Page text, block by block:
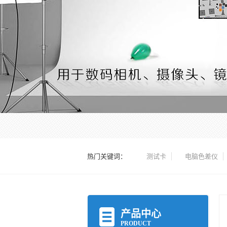
热门关键词： 测试卡 电脑色差仪
产品中心
PRODUCT